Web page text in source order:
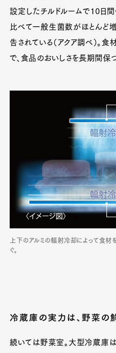
設定したチルドルームで10日
比べて一般生菌数がほとんど
告されている（アクア調べ）。
で、食品のおいしさを長期間保
上下のアルミの輻射冷却によって食材
ぐ。
冷蔵庫の実力は、野菜の
続いては野菜室。大型冷蔵庫